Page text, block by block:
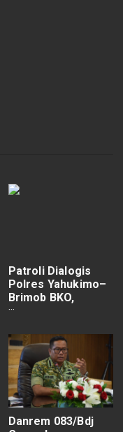
Patroli Dialogis
Polres Yahukimo–
Brimob BKO,
Sitkamtibmas Kota
Aman dan Kondusif
Danrem 083/Bdj